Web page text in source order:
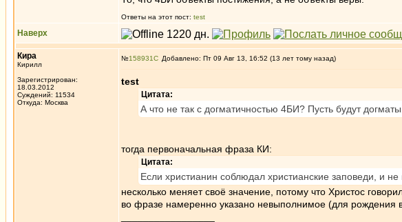
Ответы на этот пост: test
Наверх
Кира
Кирилл
Зарегистрирован:
18.03.2012
Суждений: 11534
Откуда: Москва
№158931 Добавлено: Пт 09 Авг 13, 16:52 (13 лет тому назад)
test
Цитата:
А что не так с догматичностью 4БИ? Пусть будут
тогда первоначальная фраза КИ:
Цитата:
Если христианин соблюдал христианские заповеди, и
несколько меняет своё значение, потому что Христос
во фразе намеренно указано невыполнимое (для рождения